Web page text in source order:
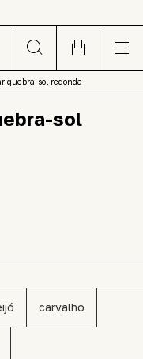
quebra-sol redonda
sol
carvalho